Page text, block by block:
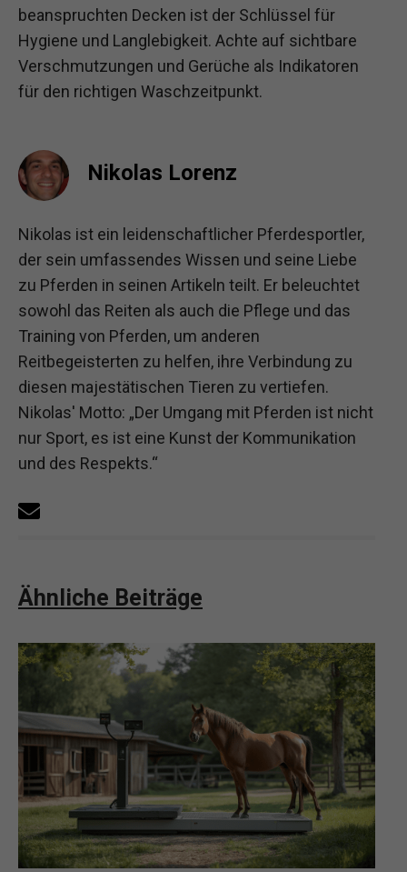
beanspruchten Decken ist der Schlüssel für
Hygiene und Langlebigkeit. Achte auf sichtbare
Verschmutzungen und Gerüche als Indikatoren
für den richtigen Waschzeitpunkt.
Nikolas Lorenz
Nikolas ist ein leidenschaftlicher Pferdesportler,
der sein umfassendes Wissen und seine Liebe
zu Pferden in seinen Artikeln teilt. Er beleuchtet
sowohl das Reiten als auch die Pflege und das
Training von Pferden, um anderen
Reitbegeisterten zu helfen, ihre Verbindung zu
diesen majestätischen Tieren zu vertiefen.
Nikolas' Motto: „Der Umgang mit Pferden ist nicht
nur Sport, es ist eine Kunst der Kommunikation
und des Respekts.“
Ähnliche Beiträge